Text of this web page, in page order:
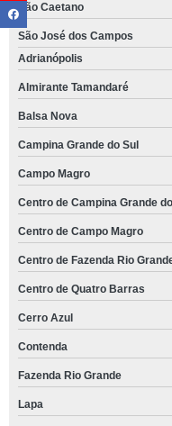
São Caetano
São José dos Campos
Adrianópolis
Almirante Tamandaré
Balsa Nova
Campina Grande do Sul
Campo Magro
Centro de Campina Grande
Centro de Campo Magro
Centro de Fazenda Rio
Centro de Quatro Barras
Cerro Azul
Contenda
Fazenda Rio Grande
Lapa